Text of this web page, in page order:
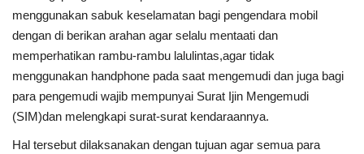
menggunakan sabuk keselamatan bagi pengendara mobil
dengan di berikan arahan agar selalu mentaati dan
memperhatikan rambu-rambu lalulintas,agar tidak
menggunakan handphone pada saat mengemudi dan juga bagi
para pengemudi wajib mempunyai Surat Ijin Mengemudi
(SIM)dan melengkapi surat-surat kendaraannya.
Hal tersebut dilaksanakan dengan tujuan agar semua para